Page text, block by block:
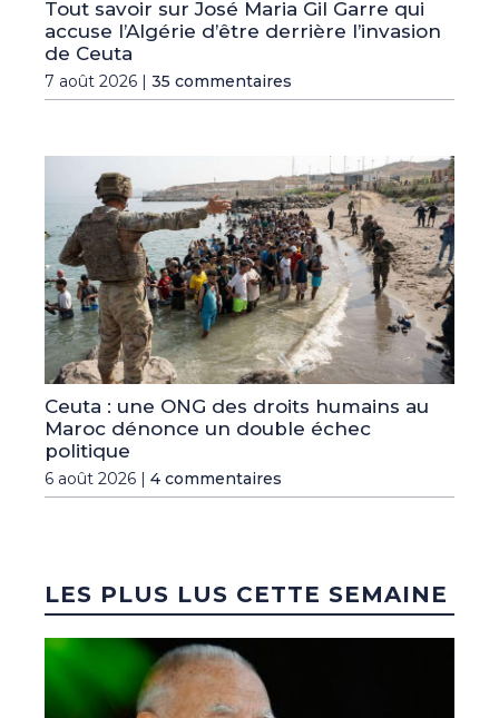
Tout savoir sur José Maria Gil Garre qui
accuse l’Algérie d’être derrière l’invasion
de Ceuta
7 août 2026 | 35 commentaires
Ceuta : une ONG des droits humains au
Maroc dénonce un double échec
politique
6 août 2026 | 4 commentaires
LES PLUS LUS CETTE SEMAINE